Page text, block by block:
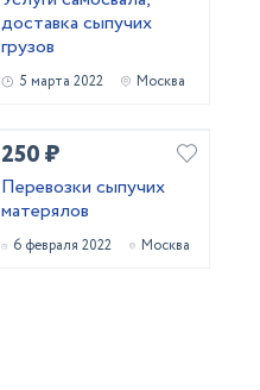
доставка сыпучих
грузов
5 марта 2022 Москва
250 ₽
Перевозки сыпучих
матерялов
6 февраля 2022 Москва